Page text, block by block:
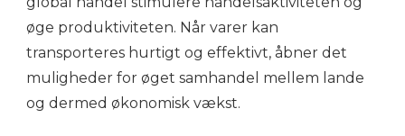
øge produktiviteten. Når varer kan
transporteres hurtigt og effektivt, åbner det
muligheder for øget samhandel mellem lande
og dermed økonomisk vækst.